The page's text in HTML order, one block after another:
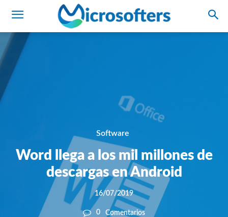
Software
Word llega a los mil millones de
descargas en Android
16/07/2019
0 Comentarios